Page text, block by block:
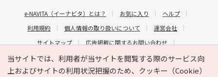
当サイトでは、利用者が当サイトを閲覧する際のサービス向
上およびサイトの利用状況把握のため、クッキー（Cookie）
e-NAVITA（イーナビタ）とは？ お気に入り
ヘルプ
利用規約
個人情報の取り扱いについて
運営会社
サイトマップ
広告掲載に関するお問い合わせ
サイトの内容に関するお問い合わせ